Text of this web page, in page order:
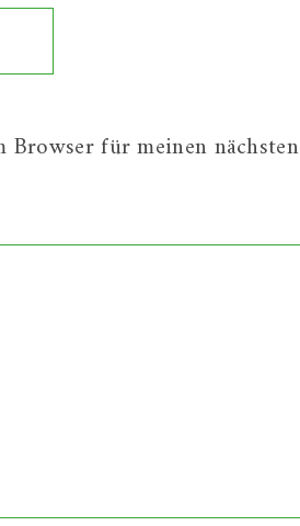
Browser für meinen nächsten